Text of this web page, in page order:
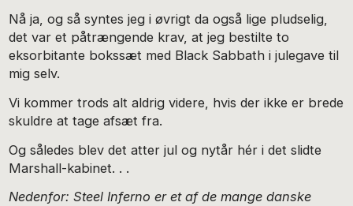
Nå ja, og så syntes jeg i øvrigt da også lige pludselig,
det var et påtrængende krav, at jeg bestilte to
eksorbitante bokssæt med Black Sabbath i julegave til
mig selv.
Vi kommer trods alt aldrig videre, hvis der ikke er brede
skuldre at tage afsæt fra.
Og således blev det atter jul og nytår hér i det slidte
Marshall-kabinet. . .
Nedenfor: Steel Inferno er et af de mange danske